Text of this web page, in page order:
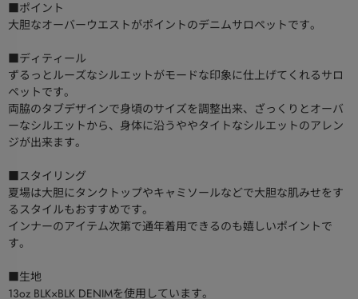
■ポイント
大胆なオーバーウエストがポイントのデニムサロペットです。
■ディティール
ずるっとルーズなシルエットがモードな印象に仕上げてくれるサロ
ペットです。
両脇のタブデザインで身頃のサイズを調整出来、ざっくりとオーバ
ーなシルエットから、身体に沿うややタイトなシルエットのアレン
ジが出来ます。
■スタイリング
夏場は大胆にタンクトップやキャミソールなどで大胆な肌みせをす
るスタイルもおすすめです。
インナーのアイテム次第で通年着用できるのも嬉しいポイントで
す。
■生地
13oz BLK×BLK DENIMを使用しています。